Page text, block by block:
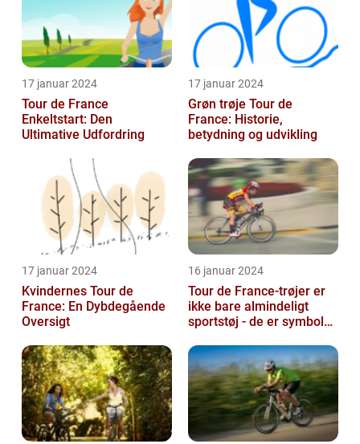
17 januar 2024
Tour de France
Enkeltstart: Den
Ultimative Udfordring
17 januar 2024
Grøn trøje Tour de
France: Historie,
betydning og udvikling
17 januar 2024
Kvindernes Tour de
France: En Dybdegående
Oversigt
16 januar 2024
Tour de France-trøjer er
ikke bare almindeligt
sportstøj - de er symboler
udholden...